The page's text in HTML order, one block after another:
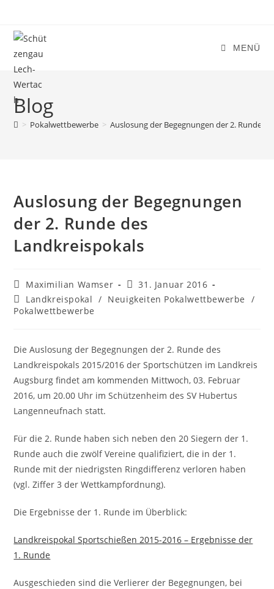
springen
MENÜ
Blog
> Pokalwettbewerbe > Auslosung der Begegnungen der 2. Runde
Auslosung der Begegnungen
der 2. Runde des
Landkreispokals
Beitrags-
Autor:
Maximilian Wamser
Beitrag
veröffentlicht:
31. Januar 2016
Beitrags-
Kategorie:
Landkreispokal / Neuigkeiten Pokalwettbewerbe
/
Pokalwettbewerbe
Die Auslosung der Begegnungen der 2. Runde des
Landkreispokals 2015/2016 der Sportschützen im Landkreis
Augsburg findet am kommenden Mittwoch, 03. Februar
2016, um 20.00 Uhr im Schützenheim des SV Hubertus
Langenneufnach statt.
Für die 2. Runde haben sich neben den 20 Siegern der 1.
Runde auch die zwölf Vereine qualifiziert, die in der 1.
Runde mit der niedrigsten Ringdifferenz verloren haben
(vgl. Ziffer 3 der Wettkampfordnung).
Die Ergebnisse der 1. Runde im Überblick:
Landkreispokal Sportschießen 2015-2016 – Ergebnisse der
1. Runde
Ausgeschieden sind die Verlierer der Begegnungen, bei